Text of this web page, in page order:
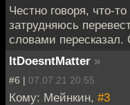
Честно говоря, что-
затрудняюсь
словами пересказал.
ItDoesntMatter »
#6 | 07.07.21 20:55
Кому: Мейнкин, #3